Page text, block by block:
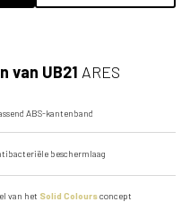
van UB21 ARES
ABS-kantenband
beschermlaag
van het Solid Coloursconcept